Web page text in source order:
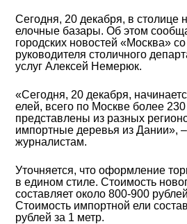
Сегодня, 20 декабря, в столице
елочные базары. Об этом
городских новостей «Москва»
руководителя столичного
услуг Алексей Немерюк.
«Сегодня, 20 декабря,
елей, всего по Москве более
представлены из разных
импортные деревья из Дании»,
журналистам.
Уточняется, что оформление
в едином стиле. Стоимость
составляет около 800-900
Стоимость импортной ели
рублей за 1 метр.